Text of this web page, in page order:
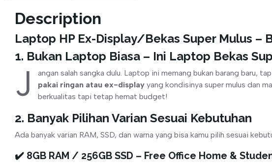
Description
Laptop HP Ex-Display/Bekas Super Mulus –
1. Bukan Laptop Biasa – Ini Laptop Bekas
J angan salah sangka dulu. Laptop ini memang bukan barang baru,
pakai ringan atau ex-display yang kondisinya super mulus dan
berkualitas tapi tetap hemat budget!
2. Banyak Pilihan Varian Sesuai Kebutuhan
Ada banyak varian RAM, SSD, dan warna yang bisa kamu pilih sesuai
✔️ 8GB RAM / 256GB SSD – Free Office Home &